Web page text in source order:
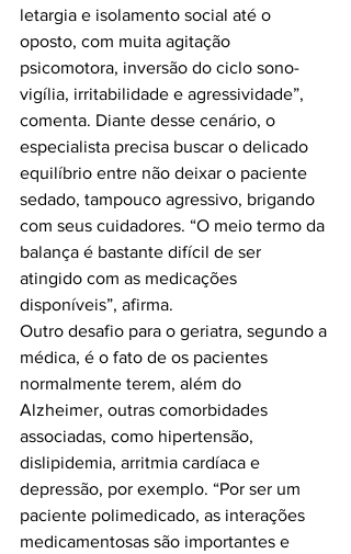
letargia e isolamento social até o
oposto, com muita agitação
psicomotora, inversão do ciclo sono-
vigília, irritabilidade e agressividade”,
comenta. Diante desse cenário, o
especialista precisa buscar o delicado
equilíbrio entre não deixar o paciente
sedado, tampouco agressivo, brigando
com seus cuidadores. “O meio termo da
balança é bastante difícil de ser
atingido com as medicações
disponíveis”, afirma.
Outro desafio para o geriatra, segundo a
médica, é o fato de os pacientes
normalmente terem, além do
Alzheimer, outras comorbidades
associadas, como hipertensão,
dislipidemia, arritmia cardíaca e
depressão, por exemplo. “Por ser um
paciente polimedicado, as interações
medicamentosas são importantes e